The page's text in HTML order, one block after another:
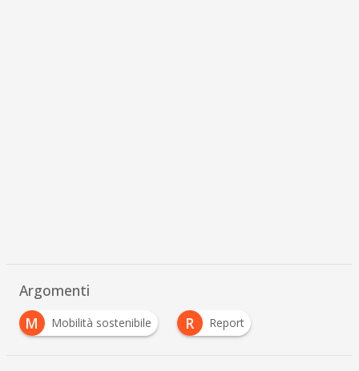
Argomenti
M
Mobilità sostenibile R Report